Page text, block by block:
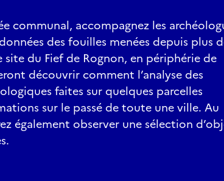
communal, accompagnez les
des fouilles menées depuis plus
site du Fief de Rognon, en périphérie de
découvrir comment l’analyse des
faites sur quelques parcelles
sur le passé de toute une ville. Au
également observer une sélection